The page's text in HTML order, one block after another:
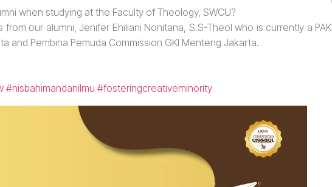
when studying at the Faculty of Theology, SWCU?
our alumni, Jenifer Ehiliani Nonitana, S.S-Theol who is currently a PAK
and Pembina Pemuda Commission GKI Menteng Jakarta.
#nisbahimandanilmu #fosteringcreativeminority